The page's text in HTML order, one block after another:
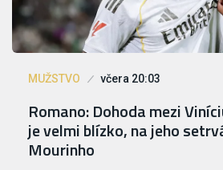
MUŽSTVO včera 20:03
Romano: Dohoda mezi
je velmi blízko, na jeho
Mourinho